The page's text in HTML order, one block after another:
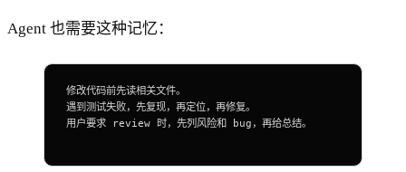
Agent 也需要这种记忆：
修改代码前先读相关文件。
遇到测试失败，先复现，再定位，再修复。
用户要求 review 时，先列风险和 bug，再给总结。